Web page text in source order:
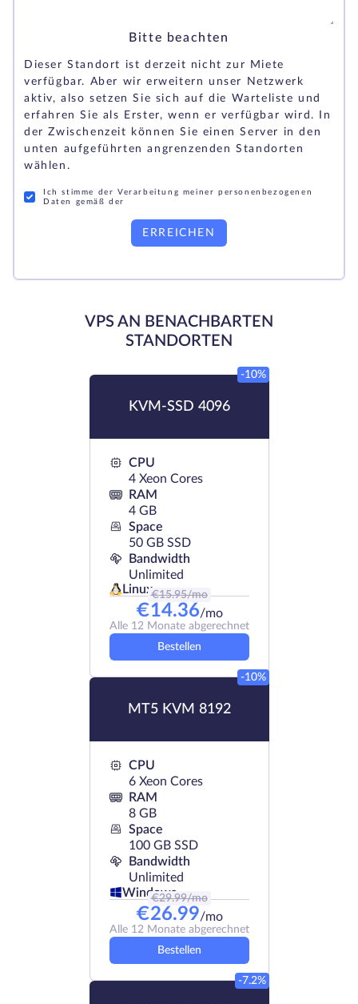
Bitte beachten
Dieser Standort ist derzeit nicht zur Miete
verfügbar. Aber wir erweitern unser Netzwerk
aktiv, also setzen Sie sich auf die Warteliste und
erfahren Sie als Erster, wenn er verfügbar wird. In
der Zwischenzeit können Sie einen Server in den
unten aufgeführten angrenzenden Standorten
wählen.
Ich stimme der Verarbeitung meiner personenbezogenen
Daten gemäß der
ERREICHEN
VPS AN BENACHBARTEN
STANDORTEN
KVM-SSD 4096
-10%
CPU
4 Xeon Cores
RAM
4 GB
Space
50 GB SSD
Bandwidth
Unlimited
Linux€15.95/mo
€14.36/mo
Alle 12 Monate abgerechnet
Bestellen
MT5 KVM 8192
-10%
CPU
6 Xeon Cores
RAM
8 GB
Space
100 GB SSD
Bandwidth
Unlimited
Windows
€29.99/mo
€26.99/mo
Alle 12 Monate abgerechnet
Bestellen
-7.2%